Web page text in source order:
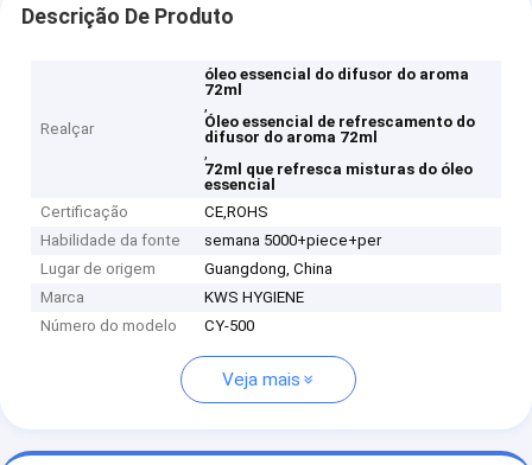
Descrição De Produto
Realçar
óleo essencial do difusor do aroma
72ml
,
Óleo essencial de refrescamento do
difusor do aroma 72ml
,
72ml que refresca misturas do óleo
essencial
Certificação
CE,ROHS
Habilidade da fonte
semana 5000+piece+per
Lugar de origem
Guangdong, China
Marca
KWS HYGIENE
Número do modelo
CY-500
Veja mais